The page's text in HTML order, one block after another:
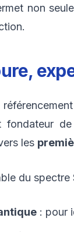
non
fondateur
les
du spectre
: pour